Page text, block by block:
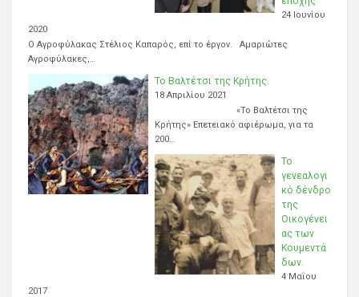
24 Ιουνίου
2020
Ο Αγροφύλακας Στέλιος Καπαρός, επί το έργον. Αμαριώτες
Αγροφύλακες,…
Το Βαλτέτσι της Κρήτης.
18 Απριλίου 2021
«Το Βαλτέτσι της
Κρήτης» Επετειακό αφιέρωμα, για τα
200…
Το
γενεαλογι
κό δένδρο
της
Οικογένει
ας των
Κουμεντά
δων.
4 Μαΐου
2017